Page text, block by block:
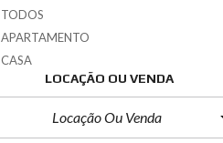
TODOS
APARTAMENTO
CASA
LOCAÇÃO OU VENDA
Locação Ou Venda